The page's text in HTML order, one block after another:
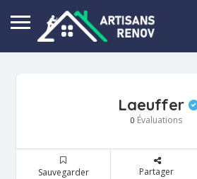
Laeuffer
0 Évaluations
Sauvegarder Partager